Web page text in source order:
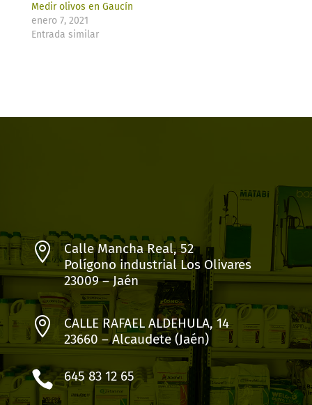
Medir olivos en Gaucín
enero 7, 2021
Entrada similar

Calle Mancha Real, 52
Polígono industrial Los Olivares
23009 – Jaén

CALLE RAFAEL ALDEHULA, 14
23660 – Alcaudete (Jaén)
 645 83 12 65